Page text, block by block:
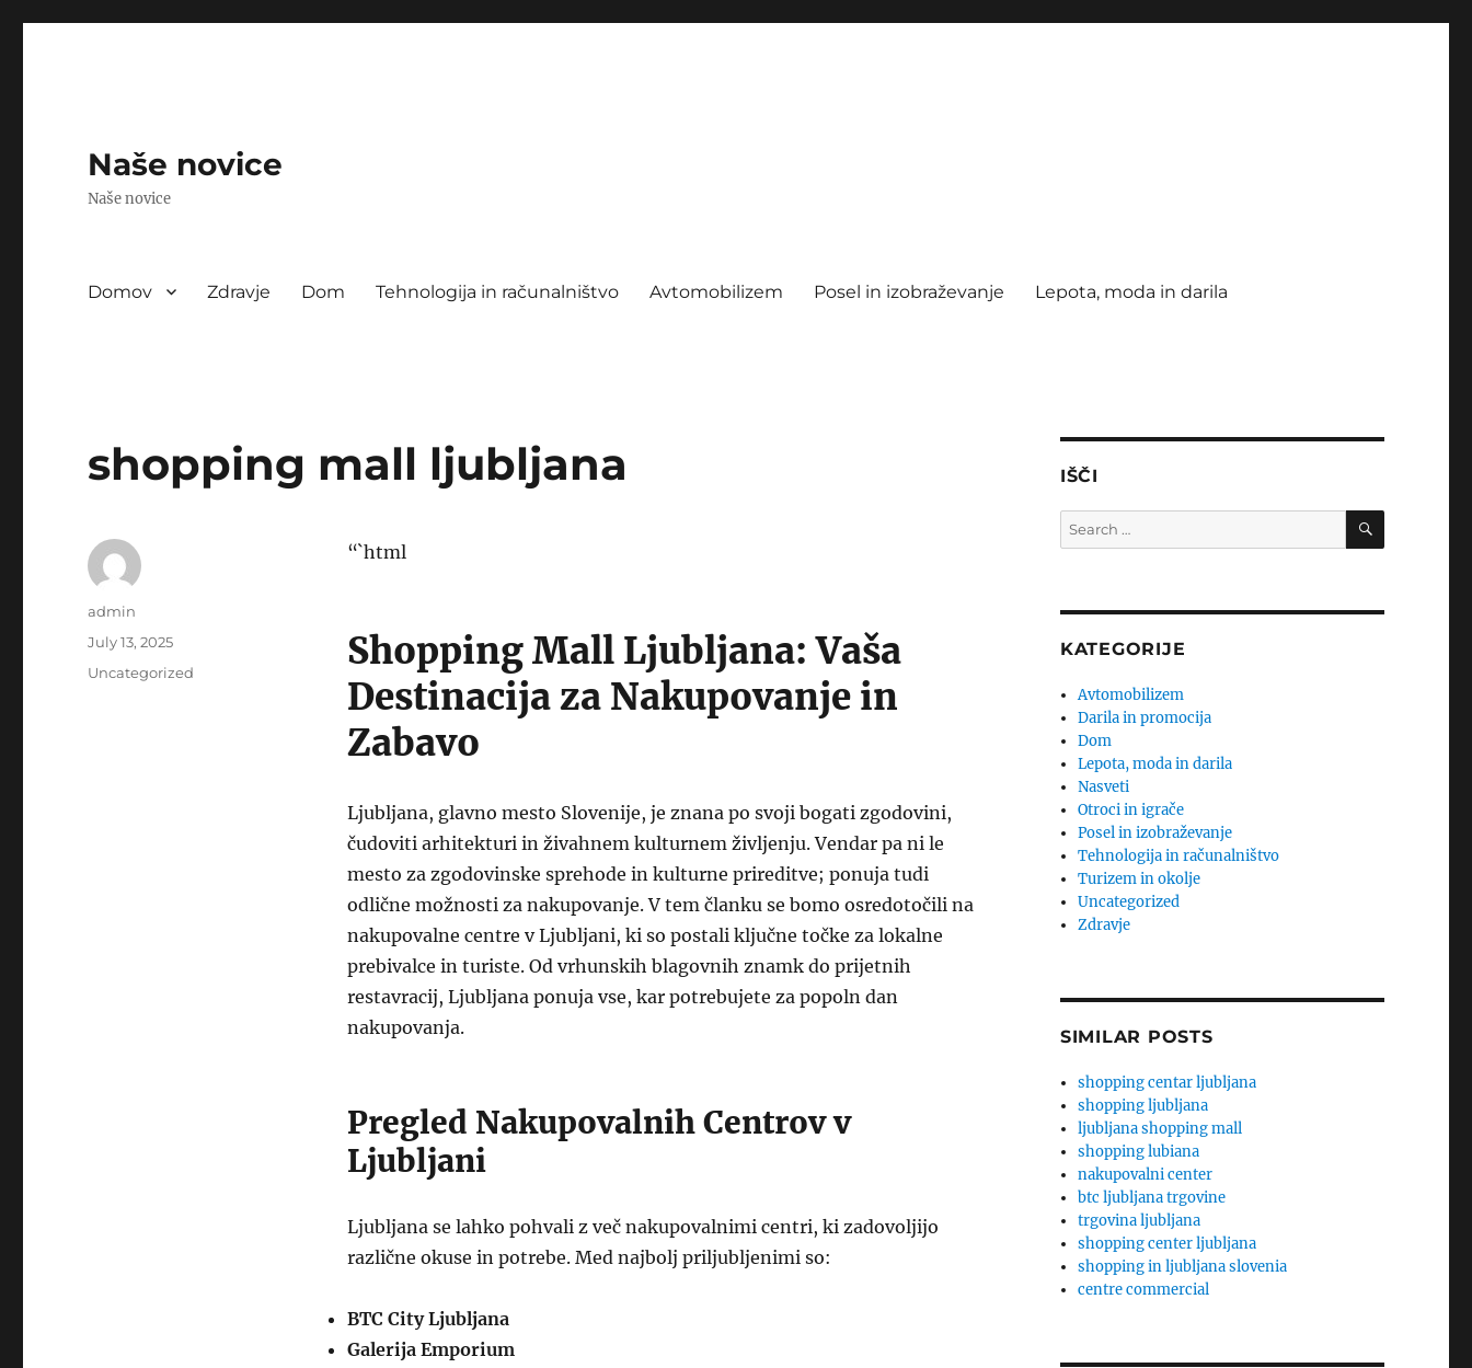
Naše novice
Naše novice
Domov Zdravje Dom Tehnologija in računalništvo Avtomobilizem Posel in izobraževanje Lepota, moda in darila
shopping mall ljubljana
“`html
Shopping Mall Ljubljana: Vaša
Destinacija za Nakupovanje in
Zabavo
Ljubljana, glavno mesto Slovenije, je znana po svoji bogati zgodovini,
čudoviti arhitekturi in živahnem kulturnem življenju. Vendar pa ni le
mesto za zgodovinske sprehode in kulturne prireditve; ponuja tudi
odlične možnosti za nakupovanje. V tem članku se bomo osredotočili na
nakupovalne centre v Ljubljani, ki so postali ključne točke za lokalne
prebivalce in turiste. Od vrhunskih blagovnih znamk do prijetnih
restavracij, Ljubljana ponuja vse, kar potrebujete za popoln dan
nakupovanja.
Pregled Nakupovalnih Centrov v
Ljubljani
Ljubljana se lahko pohvali z več nakupovalnimi centri, ki zadovoljijo
različne okuse in potrebe. Med najbolj priljubljenimi so:
BTC City Ljubljana
Galerija Emporium
Author
admin
Posted
July 13, 2025
Categories
Uncategorized
IŠČI
Search
for:
SEARCH
KATEGORIJE
Avtomobilizem
Darila in promocija
Dom
Lepota, moda in darila
Nasveti
Otroci in igrače
Posel in izobraževanje
Tehnologija in računalništvo
Turizem in okolje
Uncategorized
Zdravje
SIMILAR POSTS
shopping centar ljubljana
shopping ljubljana
ljubljana shopping mall
shopping lubiana
nakupovalni center
btc ljubljana trgovine
trgovina ljubljana
shopping center ljubljana
shopping in ljubljana slovenia
centre commercial